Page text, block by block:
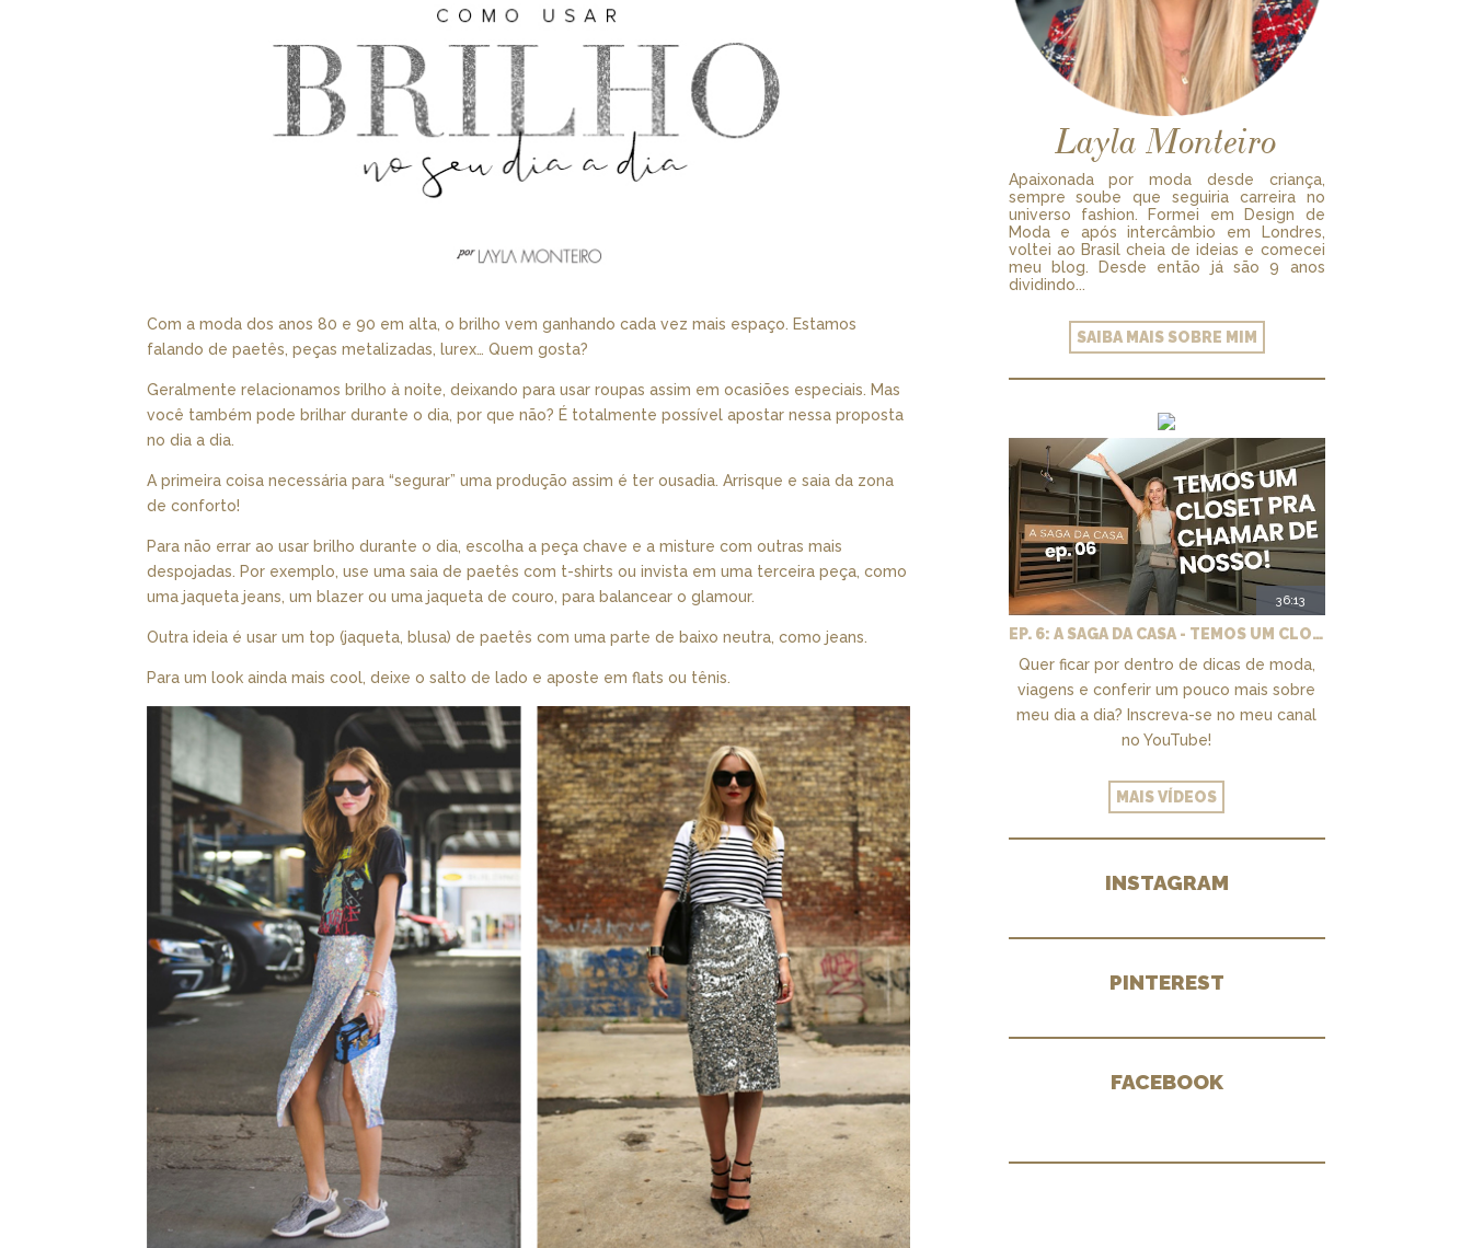
Com a moda dos anos 80 e 90 em alta, o brilho vem ganhando cada vez mais espaço. Estamos
falando de paetês, peças metalizadas, lurex… Quem gosta?
Geralmente relacionamos brilho à noite, deixando para usar roupas assim em ocasiões especiais. Mas
você também pode brilhar durante o dia, por que não? É totalmente possível apostar nessa proposta
no dia a dia.
A primeira coisa necessária para “segurar” uma produção assim é ter ousadia. Arrisque e saia da zona
de conforto!
Para não errar ao usar brilho durante o dia, escolha a peça chave e a misture com outras mais
despojadas. Por exemplo, use uma saia de paetês com t-shirts ou invista em uma terceira peça, como
uma jaqueta jeans, um blazer ou uma jaqueta de couro, para balancear o glamour.
Outra ideia é usar um top (jaqueta, blusa) de paetês com uma parte de baixo neutra, como jeans.
Para um look ainda mais cool, deixe o salto de lado e aposte em flats ou tênis.
Layla Monteiro
Apaixonada por moda desde criança,
sempre soube que seguiria carreira no
universo fashion. Formei em Design de
Moda e após intercâmbio em Londres,
voltei ao Brasil cheia de ideias e comecei
meu blog. Desde então já são 9 anos
dividindo...
SAIBA MAIS SOBRE MIM
36:13
EP. 6: A SAGA DA CASA - TEMOS UM CLOSET PRA CHAMAR DE NOSSO + MARCENARIA E PAISAGISMO
Quer ficar por dentro de dicas de moda,
viagens e conferir um pouco mais sobre
meu dia a dia? Inscreva-se no meu canal
no YouTube!
MAIS VÍDEOS
INSTAGRAM
PINTEREST
FACEBOOK